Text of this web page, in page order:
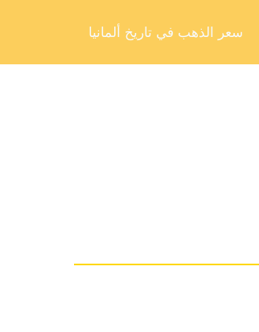
سعر الذهب في تاريخ ألمانيا